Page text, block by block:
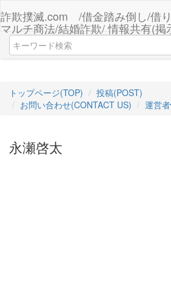
詐欺撲滅.com /借金踏み倒し/借
マルチ商法/結婚詐欺/ 情報共有(掲
トップページ(TOP)
投稿(POST)
お問い合わせ(CONTACT US)
運営
永瀬啓太